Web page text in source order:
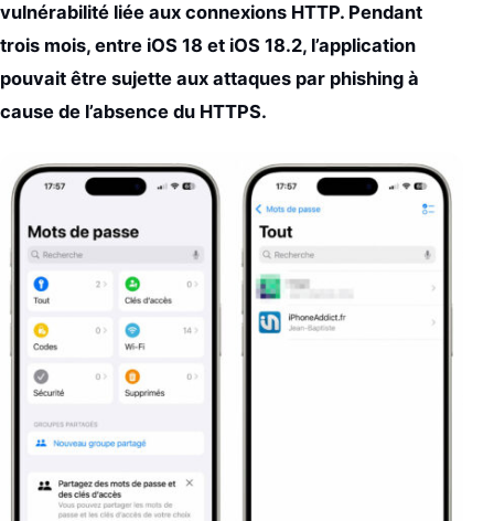
vulnérabilité liée aux connexions HTTP. Pendant
trois mois, entre iOS 18 et iOS 18.2, l’application
pouvait être sujette aux attaques par phishing à
cause de l’absence du HTTPS.